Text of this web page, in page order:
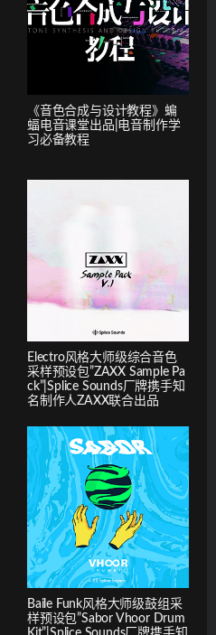
《音色合成与设计教程》蝙
蝠电音课堂出品|电音制作学
习必备教程
Electro风格大师级综合音色
采样预设包”ZAXX Sample Pa
ck”|Splice Sounds厂牌携手知
名制作人ZAXX联合出品
Baile Funk风格大师级鼓组采
样预设包”Sabor Vhoor Drum